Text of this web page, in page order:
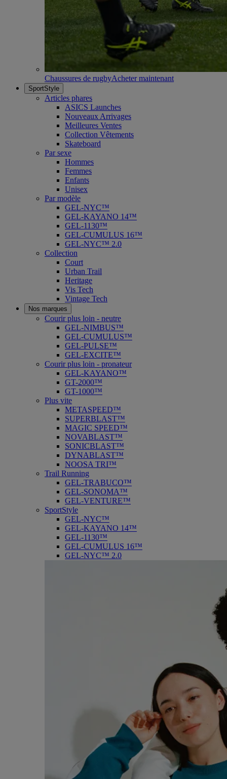
Chaussures de rugbyAcheter maintenant
SportStyle
Articles phares
ASICS Launches
Nouveaux Arrivages
Meilleures Ventes
Collection Vêtements
Skateboard
Par sexe
Hommes
Femmes
Enfants
Unisex
Par modèle
GEL-NYC™
GEL-KAYANO 14™
GEL-1130™
GEL-CUMULUS 16™
GEL-NYC™ 2.0
Collection
Court
Urban Trail
Heritage
Vis Tech
Vintage Tech
Nos marques
Courir plus loin - neutre
GEL-NIMBUS™
GEL-CUMULUS™
GEL-PULSE™
GEL-EXCITE™
Courir plus loin - pronateur
GEL-KAYANO™
GT-2000™
GT-1000™
Plus vite
METASPEED™
SUPERBLAST™
MAGIC SPEED™
NOVABLAST™
SONICBLAST™
DYNABLAST™
NOOSA TRI™
Trail Running
GEL-TRABUCO™
GEL-SONOMA™
GEL-VENTURE™
SportStyle
GEL-NYC™
GEL-KAYANO 14™
GEL-1130™
GEL-CUMULUS 16™
GEL-NYC™ 2.0